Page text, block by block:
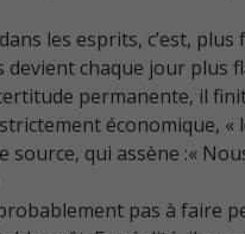
dans les esprits, c’est,
chaque jour plus
permanente, il
économique,
qui assène :«
pas à faire